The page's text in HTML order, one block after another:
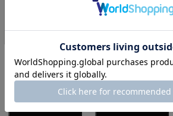
【即日発送】素材が選べ
る リングホルダーネック
レス リング用...
価格：12,650円(税込) ～
【即日発送】素材が選べ
る リングホルダーネック
レス リング用...
価格：11,550円(税込)～